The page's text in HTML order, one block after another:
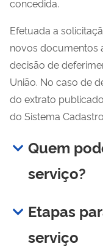
concedida.
Efetuada a
novos documentos
decisão de
União. No caso de
do extrato
do Sistema
Quem
serviço?
Etapas
serviço